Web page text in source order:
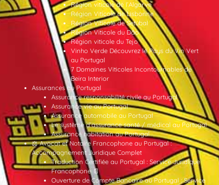
Région viticole de l’Algarve
Région Viticole de Lisbonne
Région Viticole de Setúbal
Région Viticole du Dão
Région viticole du Tejo
Vinho Verde Découvrez le Pays du Vin Vert
au Portugal
7 Domaines Viticoles Incontournables de
Beira Interior
Assurances au Portugal
Assurance responsabilité civile au Portugal
Assurance vie au Portugal
Assurance automobile au Portugal
Le système d’assurance santé / médical au Portugal
Assurance habitation au Portugal
⚖️ Avocat et Notaire Francophone au Portugal :
Accompagnement Juridique Complet
Traduction Certifiée au Portugal : Service Juridique
Francophone 📄
Ouverture de Compte Bancaire au Portugal : Service